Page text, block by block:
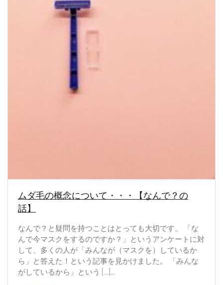
ムダ毛の概念について・・・【なんで？の
話】
なんで？と疑問を持つことはとっても大切です。 「な
んで今マスクをするのですか？」というアンケートに対
して、多くの人が「みんなが（マスクを）しているか
ら」と答えた！という記事を見かけました。 「みんな
がしているから」という […]...